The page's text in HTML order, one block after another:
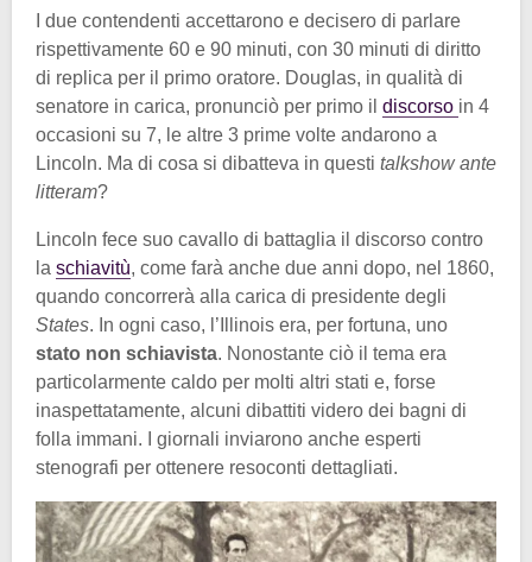
I due contendenti accettarono e decisero di parlare
rispettivamente 60 e 90 minuti, con 30 minuti di diritto
di replica per il primo oratore. Douglas, in qualità di
senatore in carica, pronunciò per primo il discorso in 4
occasioni su 7, le altre 3 prime volte andarono a
Lincoln. Ma di cosa si dibatteva in questi talkshow ante
litteram?
Lincoln fece suo cavallo di battaglia il discorso contro
la schiavitù, come farà anche due anni dopo, nel 1860,
quando concorrerà alla carica di presidente degli
States. In ogni caso, l’Illinois era, per fortuna, uno
stato non schiavista. Nonostante ciò il tema era
particolarmente caldo per molti altri stati e, forse
inaspettatamente, alcuni dibattiti videro dei bagni di
folla immani. I giornali inviarono anche esperti
stenografi per ottenere resoconti dettagliati.